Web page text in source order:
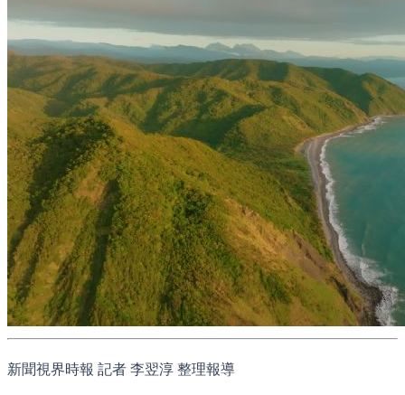
新聞視界時報 記者 李翌淳 整理報導